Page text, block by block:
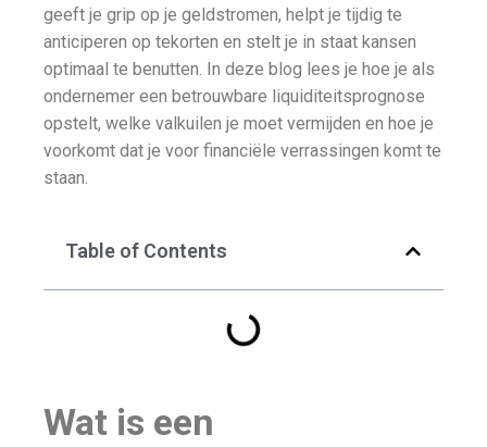
geeft je grip op je geldstromen, helpt je tijdig te
anticiperen op tekorten en stelt je in staat kansen
optimaal te benutten. In deze blog lees je hoe je als
ondernemer een betrouwbare liquiditeitsprognose
opstelt, welke valkuilen je moet vermijden en hoe je
voorkomt dat je voor financiële verrassingen komt te
staan.
Table of Contents
Wat is een